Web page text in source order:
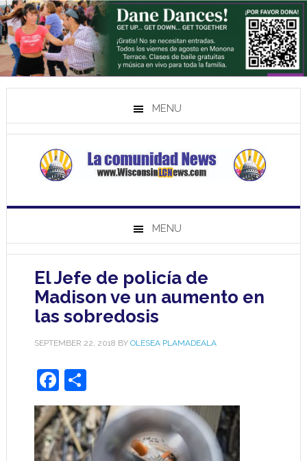
MENU
MENU
El Jefe de policía de
Madison ve un aumento en
las sobredosis
SEPTEMBER 22, 2018 BY OLESEA PLAMADEALA
Facebook
Share